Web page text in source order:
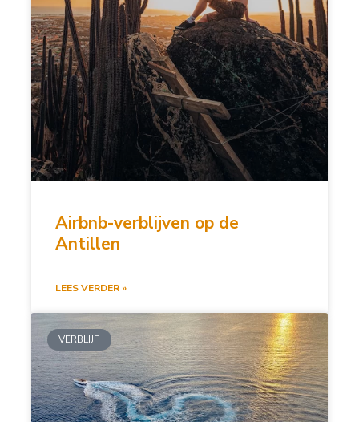
Airbnb-verblijven op de
Antillen
LEES VERDER »
VERBLIJF